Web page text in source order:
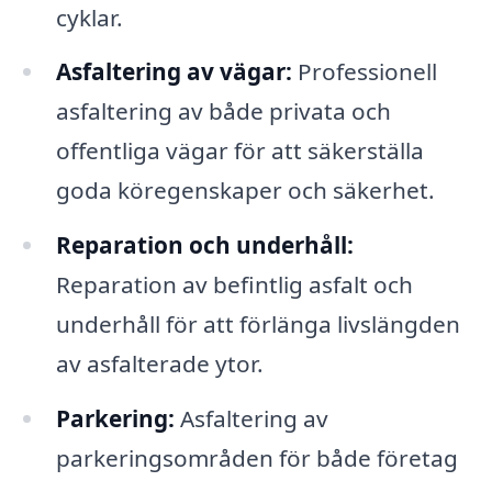
cyklar.
Asfaltering av vägar: Professionell
asfaltering av både privata och
offentliga vägar för att säkerställa
goda köregenskaper och säkerhet.
Reparation och underhåll:
Reparation av befintlig asfalt och
underhåll för att förlänga livslängden
av asfalterade ytor.
Parkering: Asfaltering av
parkeringsområden för både företag